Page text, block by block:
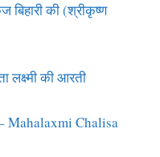
की (श्रीकृष्ण
की आरती
Mahalaxmi Chalisa